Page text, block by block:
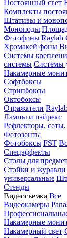
Постоянный свет
Комплекты
Штативы и
Моноподы
Фотофоны Raylab
Хромакей фоны
Системы
системы Системы
Накамерные
Софтбоксы
Стрипбоксы
Октобоксы
Отражатели Raylab
Лампы и пайрекс
Рефлекторы,
Фотозонты
Фотобоксы FST
Спецэффекты
Столы для
Стойки и журавли
универсальные
Стенды
Видеосъемка Все
Видеокамеры
Накамерные
Накамерный свет